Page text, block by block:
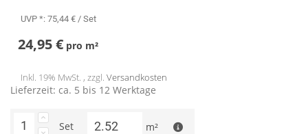
UVP *: 75,44 € / Set
24,95 € pro m²
Inkl. 19% MwSt. , zzgl. Versandkosten
Lieferzeit: ca. 5 bis 12 Werktage
Set m²